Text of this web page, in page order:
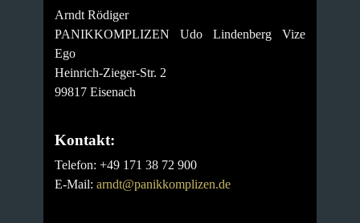
Arndt Rödiger
PANIKKOMPLIZEN Udo Lindenberg Vize
Ego
Heinrich-Zieger-Str. 2
99817 Eisenach
Kontakt:
Telefon: +49 171 38 72 900
E-Mail: arndt@panikkomplizen.de